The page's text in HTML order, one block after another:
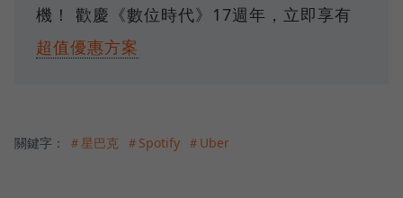
機！ 歡慶《數位時代》17週年，立即享有
超值優惠方案
關鍵字： ＃星巴克 ＃Spotify ＃Uber